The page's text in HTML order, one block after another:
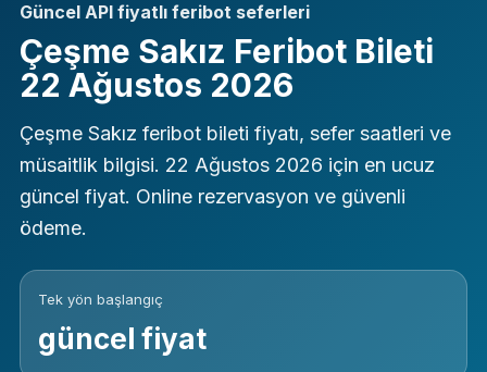
Güncel API fiyatlı feribot seferleri
Çeşme Sakız Feribot Bileti
22 Ağustos 2026
Çeşme Sakız feribot bileti fiyatı, sefer saatleri ve
müsaitlik bilgisi. 22 Ağustos 2026 için en ucuz
güncel fiyat. Online rezervasyon ve güvenli
ödeme.
Tek yön başlangıç
güncel fiyat